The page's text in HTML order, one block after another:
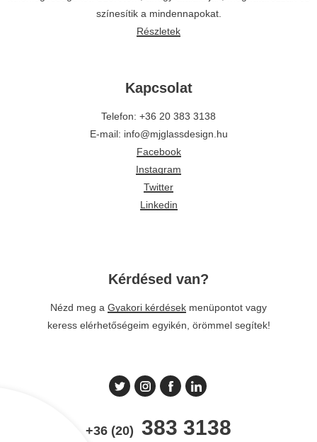
színesítik a mindennapokat.
Részletek
Kapcsolat
Telefon: +36 20 383 3138
E-mail: info@mjglassdesign.hu
Facebook
Instagram
Twitter
Linkedin
Kérdésed van?
Nézd meg a Gyakori kérdések menüpontot vagy
keress elérhetőségeim egyikén, örömmel segítek!
+36 (20) 383 3138